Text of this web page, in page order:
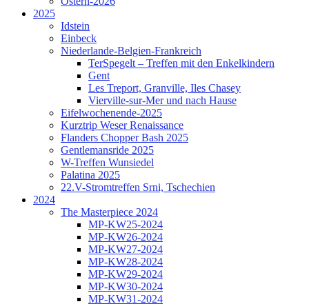
2025
Idstein
Einbeck
Niederlande-Belgien-Frankreich
TerSpegelt – Treffen mit den Enkelkindern
Gent
Les Treport, Granville, Iles Chasey
Vierville-sur-Mer und nach Hause
Eifelwochenende-2025
Kurztrip Weser Renaissance
Flanders Chopper Bash 2025
Gentlemansride 2025
W-Treffen Wunsiedel
Palatina 2025
22.V-Stromtreffen Srni, Tschechien
2024
The Masterpiece 2024
MP-KW25-2024
MP-KW26-2024
MP-KW27-2024
MP-KW28-2024
MP-KW29-2024
MP-KW30-2024
MP-KW31-2024